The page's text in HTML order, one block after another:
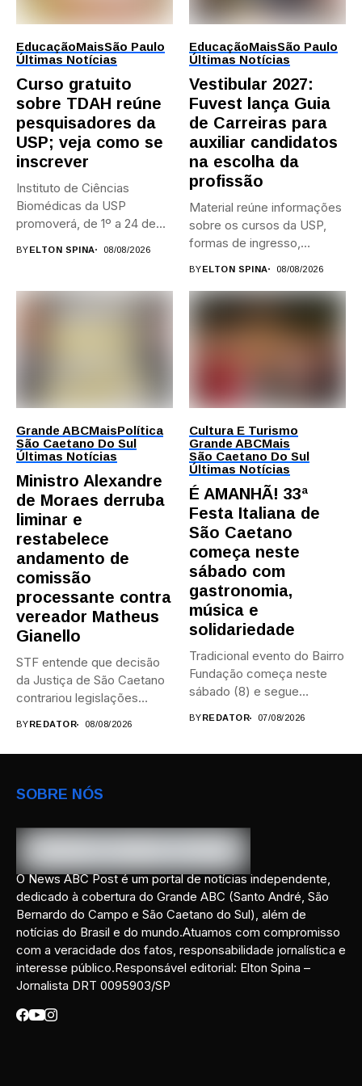
EducaçãoMaisSão Paulo
Últimas Notícias
Curso gratuito
sobre TDAH reúne
pesquisadores da
USP; veja como se
inscrever
Instituto de Ciências
Biomédicas da USP
promoverá, de 1º a 24 de...
BYELTON SPINA 08/08/2026
EducaçãoMaisSão Paulo
Últimas Notícias
Vestibular 2027:
Fuvest lança Guia
de Carreiras para
auxiliar candidatos
na escolha da
profissão
Material reúne informações
sobre os cursos da USP,
formas de ingresso,
BYELTON SPINA 08/08/2026
Grande ABCMaisPolítica
São Caetano Do Sul
Últimas Notícias
Ministro Alexandre
de Moraes derruba
liminar e
restabelece
andamento de
comissão
processante contra
vereador Matheus
Gianello
STF entende que decisão
da Justiça de São Caetano
contrariou legislações
BY REDATOR 08/08/2026
Cultura E Turismo
Grande ABCMais
São Caetano Do Sul
Últimas Notícias
É AMANHÃ! 33ª
Festa Italiana de
São Caetano
começa neste
sábado com
gastronomia,
música e
solidariedade
Tradicional evento do Bairro
Fundação começa neste
sábado (8) e segue
BY REDATOR 07/08/2026
SOBRE NÓS
O News ABC Post é um portal de notícias independente,
dedicado à cobertura do Grande ABC (Santo André, São
Bernardo do Campo e São Caetano do Sul), além de
notícias do Brasil e do mundo.Atuamos com compromisso
com a veracidade dos fatos, responsabilidade jornalística e
interesse público.Responsável editorial: Elton Spina –
Jornalista DRT 0095903/SP